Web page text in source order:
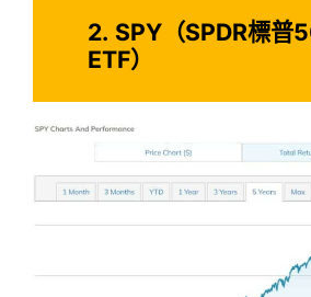
2. SPY（SPDR標普
ETF）